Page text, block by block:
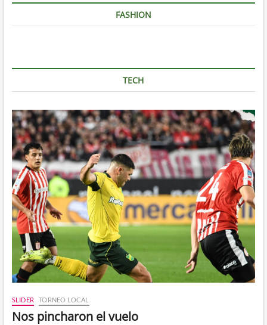
FASHION
TECH
SLIDER TORNEO LOCAL
Nos pincharon el vuelo